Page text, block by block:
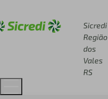
Sicredi
Região
dos
Vales
RS